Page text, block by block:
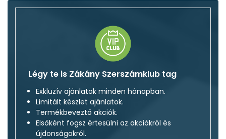
Légy te is Zákány Szerszámklub tag
Exkluzív ajánlatok minden hónapban.
Limitált készlet ajánlatok.
Termékbeveztő akciók.
Elsőként fogsz értesülni az akciókról és
újdonságokról.